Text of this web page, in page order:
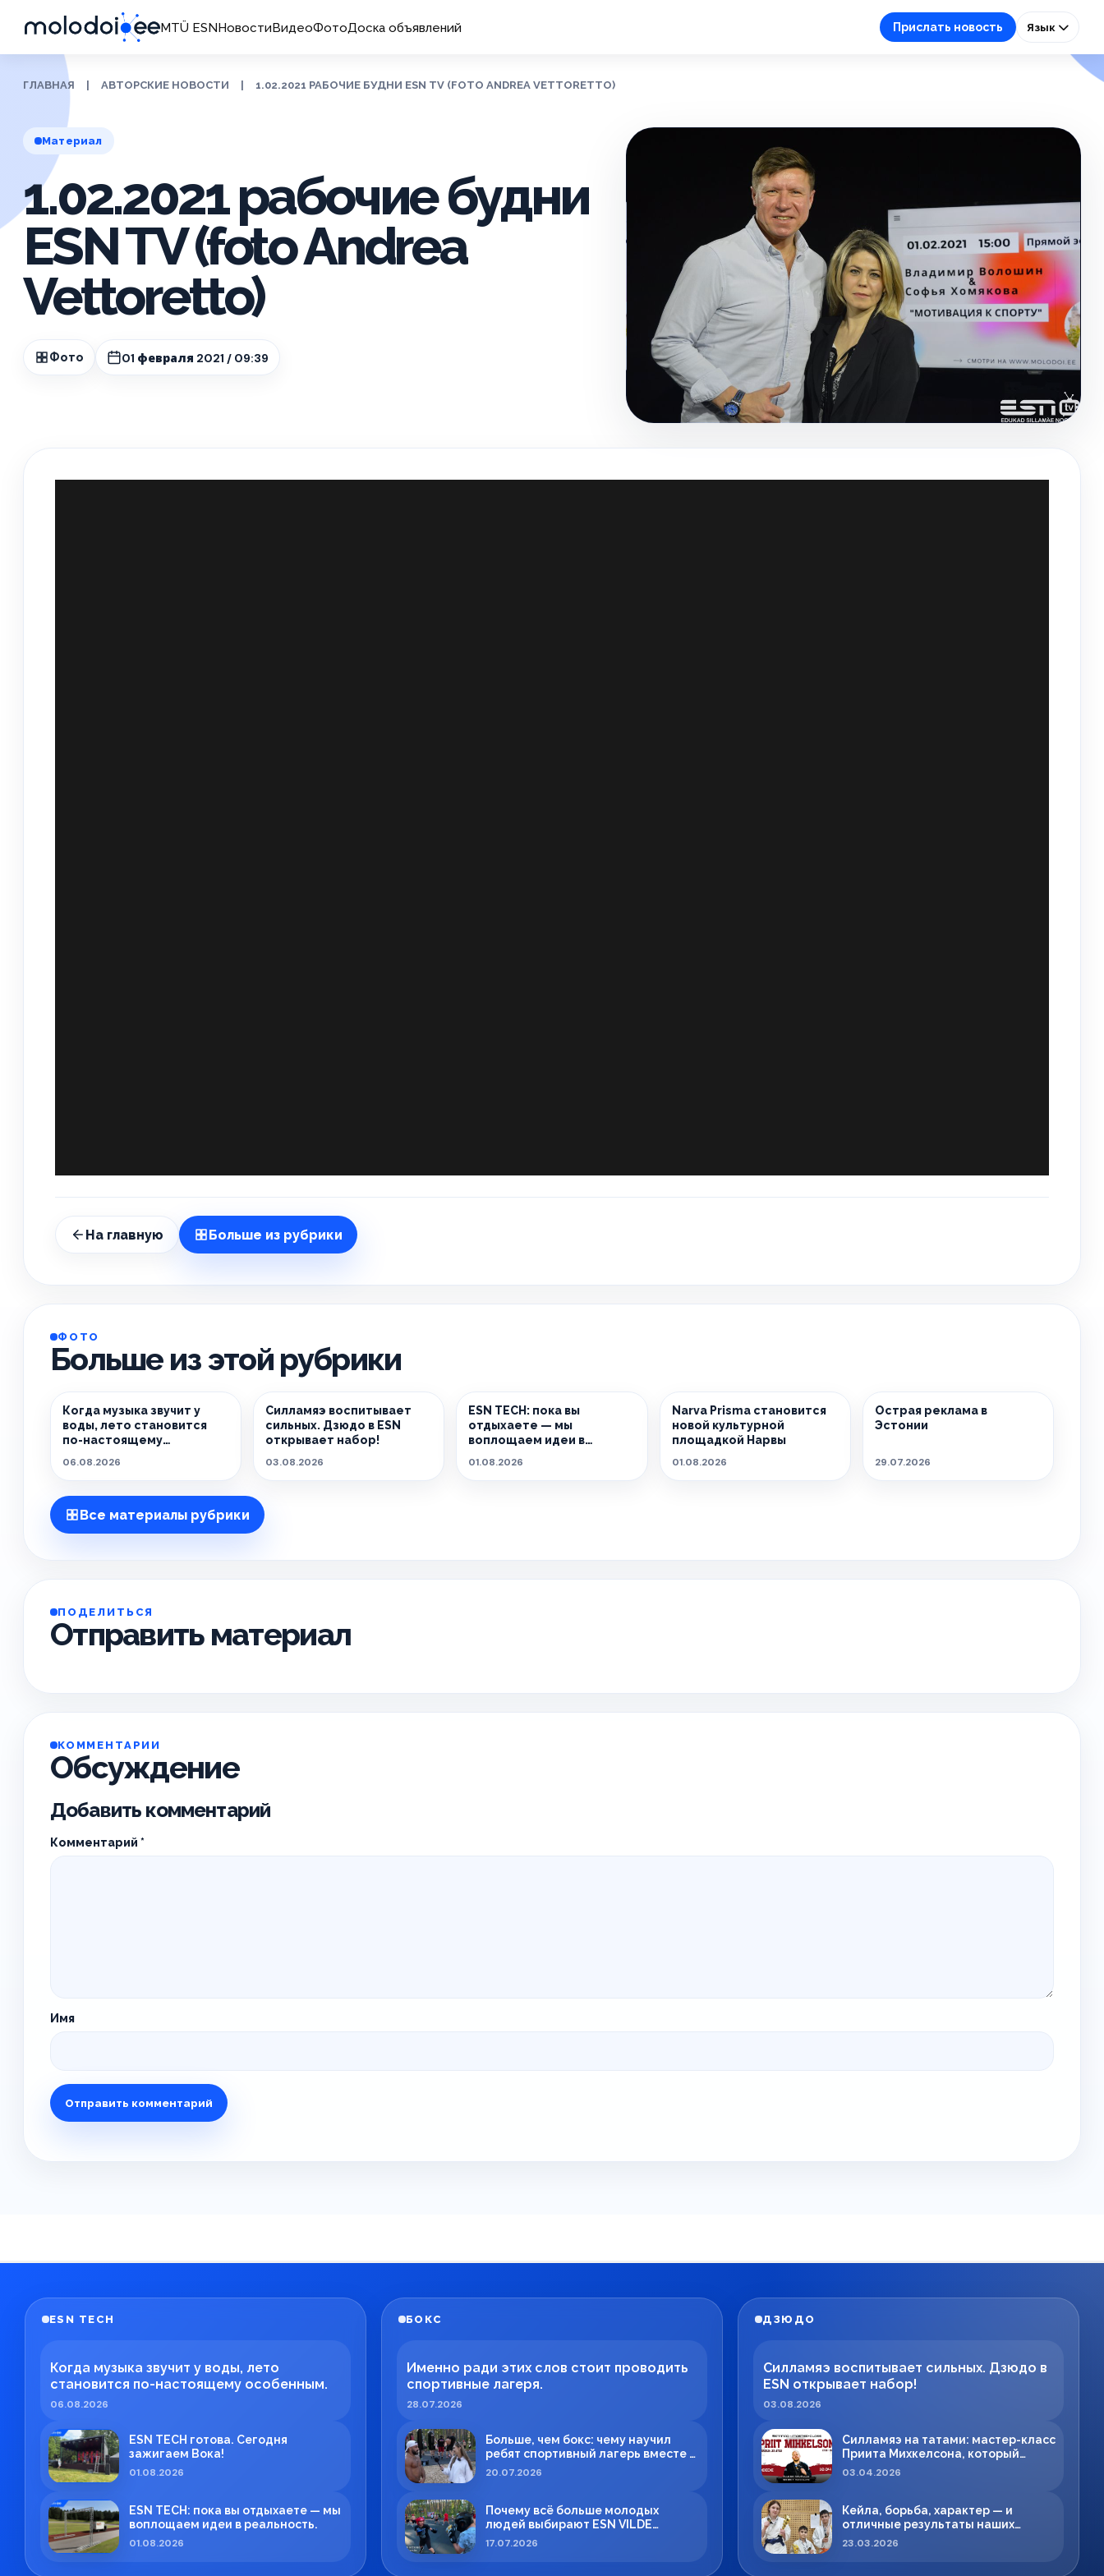
MTÜ ESNНовостиВидеоФотоДоска объявлений Прислать новость Язык
ГЛАВНАЯ АВТОРСКИЕ НОВОСТИ 1.02.2021 РАБОЧИЕ БУДНИ ESN TV (FOTO ANDREA VETTORETTO)
Материал
1.02.2021 рабочие будни
ESN TV (foto Andrea
Vettoretto)
Фото 01 февраля 2021 / 09:39
На главную Больше из рубрики
ФОТО
Больше из этой рубрики
Когда музыка звучит у
воды, лето становится
по-настоящему
06.08.2026
Силламяэ воспитывает
сильных. Дзюдо в ESN
открывает набор!
03.08.2026
ESN TECH: пока вы
отдыхаете — мы
воплощаем идеи в
01.08.2026
Narva Prisma становится
новой культурной
площадкой Нарвы
01.08.2026
Острая реклама в
Эстонии
29.07.2026
Все материалы рубрики
ПОДЕЛИТЬСЯ
Отправить материал
КОММЕНТАРИИ
Обсуждение
Добавить комментарий
Комментарий *
Имя
ESN TECH
Когда музыка звучит у воды, лето
становится по-настоящему особенным.
06.08.2026
ESN TECH готова. Сегодня
зажигаем Вока!
01.08.2026
ESN TECH: пока вы отдыхаете — мы
воплощаем идеи в реальность.
01.08.2026
БОКС
Именно ради этих слов стоит проводить
спортивные лагеря.
28.07.2026
Больше, чем бокс: чему научил
ребят спортивный лагерь вместе с
Максимом Вильде
20.07.2026
Почему всё больше молодых
людей выбирают ESN VILDE
BOXING в Силламяэ?
17.07.2026
ДЗЮДО
Силламяэ воспитывает сильных. Дзюдо в
ESN открывает набор!
03.08.2026
Силламяэ на татами: мастер-класс
Приита Михкелсона, который
меняет правила игры в регионе
03.04.2026
Кейла, борьба, характер — и
отличные результаты наших
спортсменов!
23.03.2026